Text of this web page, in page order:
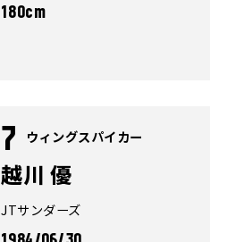
180cm
7 ウィングスパイカー
越川 優
JTサンダーズ